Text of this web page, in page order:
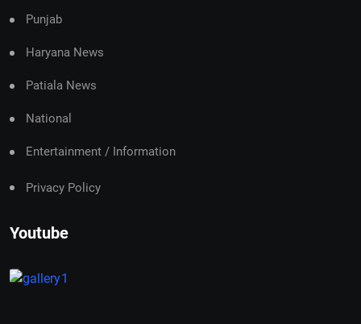
Punjab
Haryana News
Patiala News
National
Entertainment / Information
Privacy Policy
Youtube